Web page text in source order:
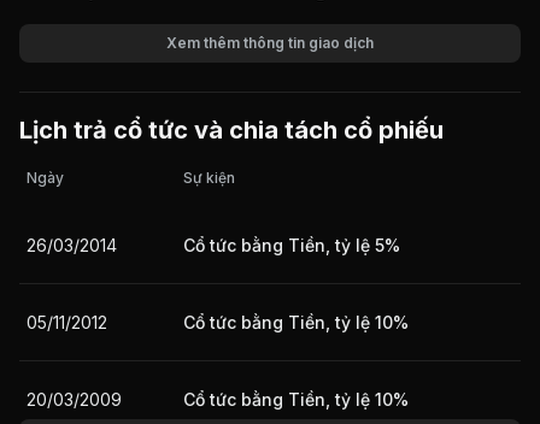
Giá trị giao dịch
Xem thêm thông tin giao dịch
Lịch trả cổ tức và chia tách cổ phiếu
Ngày Sự kiện
26/03/2014 Cổ tức bằng Tiền, tỷ lệ 5%
05/11/2012 Cổ tức bằng Tiền, tỷ lệ 10%
20/03/2009 Cổ tức bằng Tiền, tỷ lệ 10%